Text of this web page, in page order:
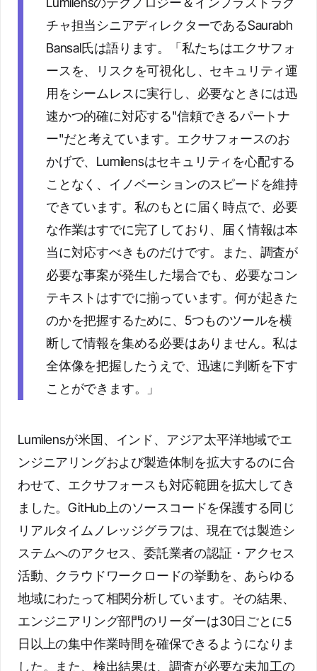
チャ担当シニアディレクターであるSaurabh
Bansal氏は語ります。「私たちはエクサフォ
ースを、リスクを可視化し、セキュリティ運
用をシームレスに実行し、必要なときには迅
速かつ的確に対応する"信頼できるパートナ
ー"だと考えています。エクサフォースのお
かげで、Lumilensはセキュリティを心配する
ことなく、イノベーションのスピードを維持
できています。私のもとに届く時点で、必要
な作業はすでに完了しており、届く情報は本
当に対応すべきものだけです。また、調査が
必要な事案が発生した場合でも、必要なコン
テキストはすでに揃っています。何が起きた
のかを把握するために、5つものツールを横
断して情報を集める必要はありません。私は
全体像を把握したうえで、迅速に判断を下す
ことができます。」
Lumilensが米国、インド、アジア太平洋地域でエ
ンジニアリングおよび製造体制を拡大するのに合
わせて、エクサフォースも対応範囲を拡大してき
ました。GitHub上のソースコードを保護する同じ
リアルタイムノレッジグラフは、現在では製造シ
ステムへのアクセス、委託業者の認証・アクセス
活動、クラウドワークロードの挙動を、あらゆる
地域にわたって相関分析しています。その結果、
エンジニアリング部門のリーダーは30日ごとに5
日以上の集中作業時間を確保できるようになりま
した。また、検出結果は、調査が必要な未加工の